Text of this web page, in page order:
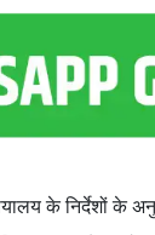
के निर्देशों